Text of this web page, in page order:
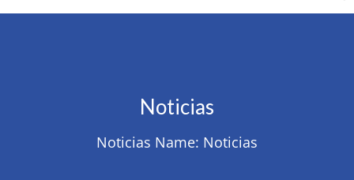
Noticias
Noticias Name: Noticias